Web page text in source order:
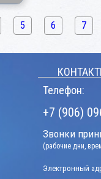
5 6 7
Телефон:
+7 (906)
Звонки
(рабочие дни,
Электронный